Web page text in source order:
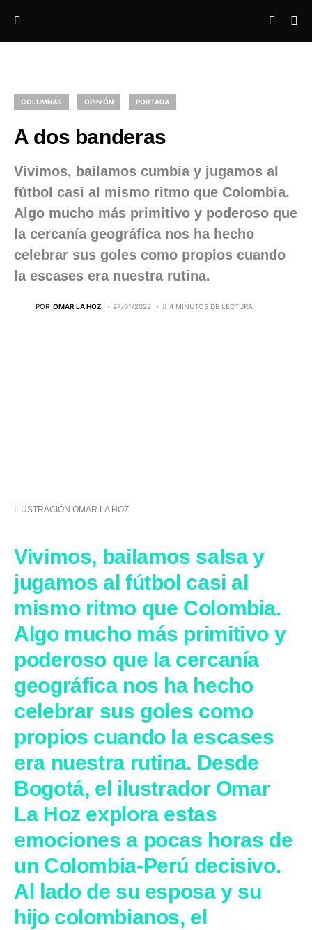
COLUMNAS OPINIÓN PORTADA
A dos banderas
Vivimos, bailamos cumbia y jugamos al
fútbol casi al mismo ritmo que Colombia.
Algo mucho más primitivo y poderoso que
la cercanía geográfica nos ha hecho
celebrar sus goles como propios cuando
la escases era nuestra rutina.
POR OMAR LA HOZ 27/01/2022 4 MINUTOS DE LECTURA
ILUSTRACIÓN OMAR LA HOZ
Vivimos, bailamos salsa y
jugamos al fútbol casi al
mismo ritmo que Colombia.
Algo mucho más primitivo y
poderoso que la cercanía
geográfica nos ha hecho
celebrar sus goles como
propios cuando la escases
era nuestra rutina. Desde
Bogotá, el ilustrador Omar
La Hoz explora estas
emociones a pocas horas de
un Colombia-Perú decisivo.
Al lado de su esposa y su
hijo colombianos, el